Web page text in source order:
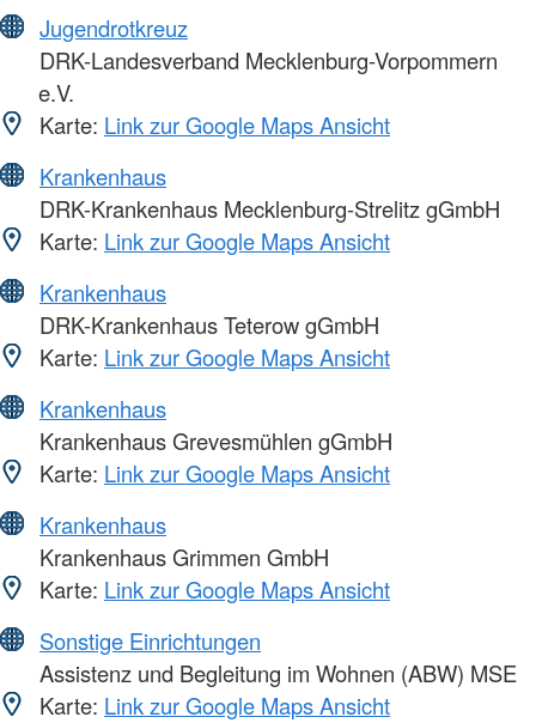
Jugendrotkreuz
DRK-Landesverband Mecklenburg-Vorpommern
e.V.
Karte: Link zur Google Maps Ansicht
Krankenhaus
DRK-Krankenhaus Mecklenburg-Strelitz gGmbH
Karte: Link zur Google Maps Ansicht
Krankenhaus
DRK-Krankenhaus Teterow gGmbH
Karte: Link zur Google Maps Ansicht
Krankenhaus
Krankenhaus Grevesmühlen gGmbH
Karte: Link zur Google Maps Ansicht
Krankenhaus
Krankenhaus Grimmen GmbH
Karte: Link zur Google Maps Ansicht
Sonstige Einrichtungen
Assistenz und Begleitung im Wohnen (ABW) MSE
Karte: Link zur Google Maps Ansicht